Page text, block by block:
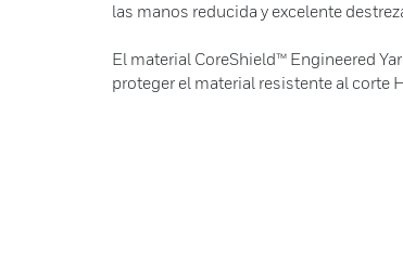
las manos reducida y excelente
El material CoreShield™ Engineered
proteger el material resistente al corte